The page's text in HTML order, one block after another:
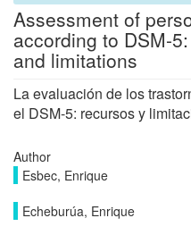
Assessment of
according to DSM-
and limitations
La evaluación de los
el DSM-5: recursos y
Author
Esbec, Enrique
Echeburúa, Enrique